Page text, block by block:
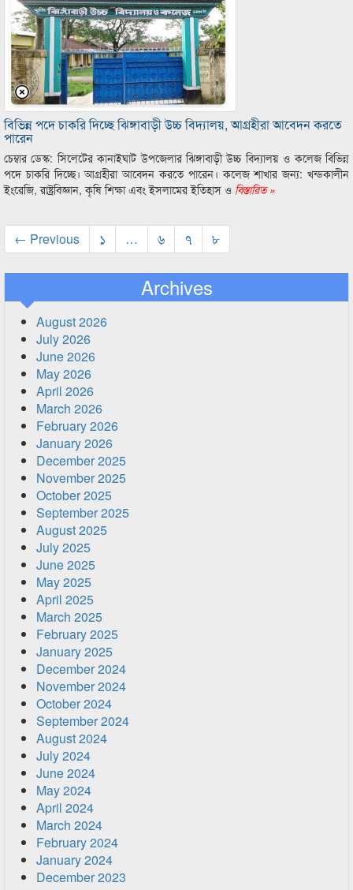
বিভিন্ন পদে চাকরি দিচ্ছে ঝিঙ্গাবাড়ী উচ্চ বিদ্যালয়, আগ্রহীরা আবেদন করতে
পারেন
চেম্বার ডেস্ক: সিলেটের কানাইঘাট উপজেলার ঝিঙ্গাবাড়ী উচ্চ বিদ্যালয় ও কলেজ বিভিন্ন
পদে চাকরি দিচ্ছে। আগ্রহীরা আবেদন করতে পারেন। কলেজ শাখার জন্য: খন্ডকালীন
ইংরেজি, রাষ্ট্রবিজ্ঞান, কৃষি শিক্ষা এবং ইসলামের ইতিহাস ও বিস্তারিত »
← Previous ১ … ৬ ৭ ৮
Archives
August 2026
July 2026
June 2026
May 2026
April 2026
March 2026
February 2026
January 2026
December 2025
November 2025
October 2025
September 2025
August 2025
July 2025
June 2025
May 2025
April 2025
March 2025
February 2025
January 2025
December 2024
November 2024
October 2024
September 2024
August 2024
July 2024
June 2024
May 2024
April 2024
March 2024
February 2024
January 2024
December 2023